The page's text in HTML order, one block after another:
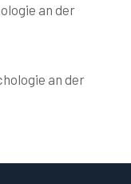
an der
an der